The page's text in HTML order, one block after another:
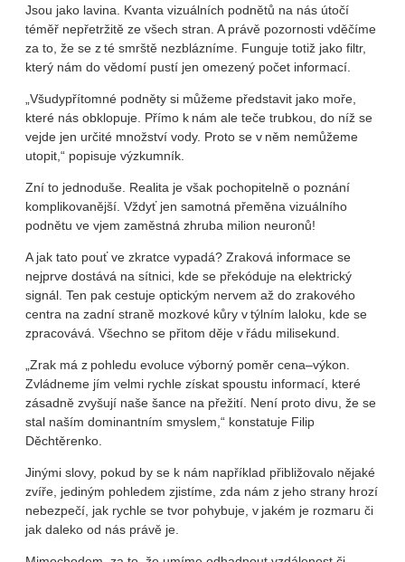
Jsou jako lavina. Kvanta vizuálních podnětů na nás útočí
téměř nepřetržitě ze všech stran. A právě pozornosti vděčíme
za to, že se z té smrště nezblázníme. Funguje totiž jako filtr,
který nám do vědomí pustí jen omezený počet informací.
„Všudypřítomné podněty si můžeme představit jako moře,
které nás obklopuje. Přímo k nám ale teče trubkou, do níž se
vejde jen určité množství vody. Proto se v něm nemůžeme
utopit,“ popisuje výzkumník.
Zní to jednoduše. Realita je však pochopitelně o poznání
komplikovanější. Vždyť jen samotná přeměna vizuálního
podnětu ve vjem zaměstná zhruba milion neuronů!
A jak tato pouť ve zkratce vypadá? Zraková informace se
nejprve dostává na sítnici, kde se překóduje na elektrický
signál. Ten pak cestuje optickým nervem až do zrakového
centra na zadní straně mozkové kůry v týlním laloku, kde se
zpracovává. Všechno se přitom děje v řádu milisekund.
„Zrak má z pohledu evoluce výborný poměr cena–výkon.
Zvládneme jím velmi rychle získat spoustu informací, které
zásadně zvyšují naše šance na přežití. Není proto divu, že se
stal naším dominantním smyslem,“ konstatuje Filip
Děchtěrenko.
Jinými slovy, pokud by se k nám například přibližovalo nějaké
zvíře, jediným pohledem zjistíme, zda nám z jeho strany hrozí
nebezpečí, jak rychle se tvor pohybuje, v jakém je rozmaru či
jak daleko od nás právě je.